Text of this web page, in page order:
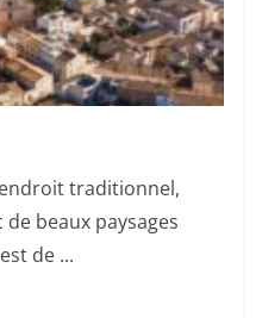
traditionnel,
beaux paysages
de ...